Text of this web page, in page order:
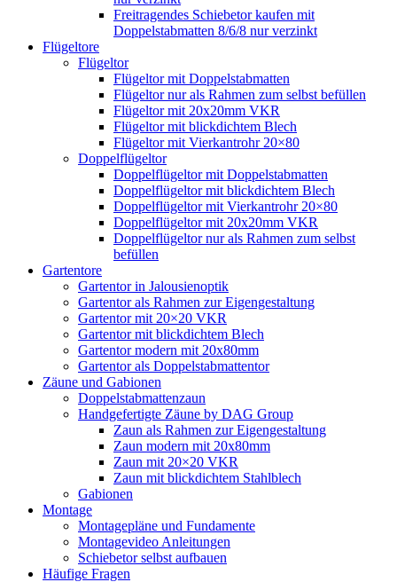
Freitragendes Schiebetor kaufen mit
Doppelstabmatten 8/6/8 nur verzinkt
Flügeltore
Flügeltor
Flügeltor mit Doppelstabmatten
Flügeltor nur als Rahmen zum selbst befüllen
Flügeltor mit 20x20mm VKR
Flügeltor mit blickdichtem Blech
Flügeltor mit Vierkantrohr 20×80
Doppelflügeltor
Doppelflügeltor mit Doppelstabmatten
Doppelflügeltor mit blickdichtem Blech
Doppelflügeltor mit Vierkantrohr 20×80
Doppelflügeltor mit 20x20mm VKR
Doppelflügeltor nur als Rahmen zum selbst
befüllen
Gartentore
Gartentor in Jalousienoptik
Gartentor als Rahmen zur Eigengestaltung
Gartentor mit 20×20 VKR
Gartentor mit blickdichtem Blech
Gartentor modern mit 20x80mm
Gartentor als Doppelstabmattentor
Zäune und Gabionen
Doppelstabmattenzaun
Handgefertigte Zäune by DAG Group
Zaun als Rahmen zur Eigengestaltung
Zaun modern mit 20x80mm
Zaun mit 20×20 VKR
Zaun mit blickdichtem Stahlblech
Gabionen
Montage
Montagepläne und Fundamente
Montagevideo Anleitungen
Schiebetor selbst aufbauen
Häufige Fragen